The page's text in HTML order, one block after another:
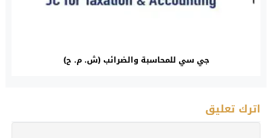
جي سي للمحاسبة والضرائب (ش. م. ح)
اترك تعليق